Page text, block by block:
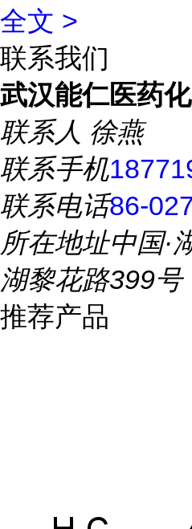
全文 >
联系我们
武汉能仁医药
联系人 徐燕
联系手机
联系电话86-
所在地址中国·
湖黎花路399号
推荐产品